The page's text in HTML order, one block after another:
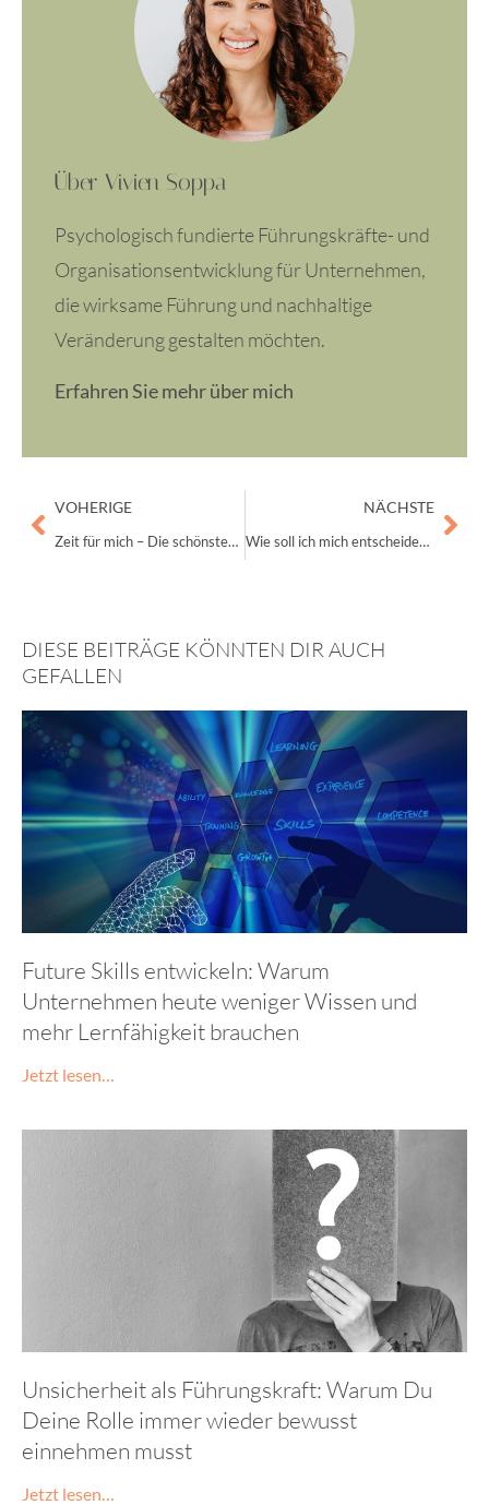
Über Vivien Soppa
Psychologisch fundierte Führungskräfte- und
Organisationsentwicklung für Unternehmen,
die wirksame Führung und nachhaltige
Veränderung gestalten möchten.
Erfahren Sie mehr über mich
Zurück
VOHERIGE
Zeit für mich – Die schönsten Rituale für Deine kleinen Auszeiten im stressigen Alltag.
NÄCHSTE
Wie soll ich mich entscheiden, ohne es zu bereuen – 5 wertvolle Tipps
DIESE BEITRÄGE KÖNNTEN DIR AUCH
GEFALLEN
Future Skills entwickeln: Warum
Unternehmen heute weniger Wissen und
mehr Lernfähigkeit brauchen
Jetzt lesen…
Unsicherheit als Führungskraft: Warum Du
Deine Rolle immer wieder bewusst
einnehmen musst
Jetzt lesen…